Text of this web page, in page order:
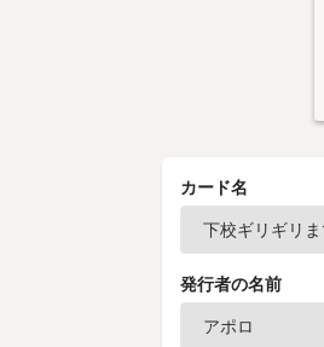
カード名
発行者の名前